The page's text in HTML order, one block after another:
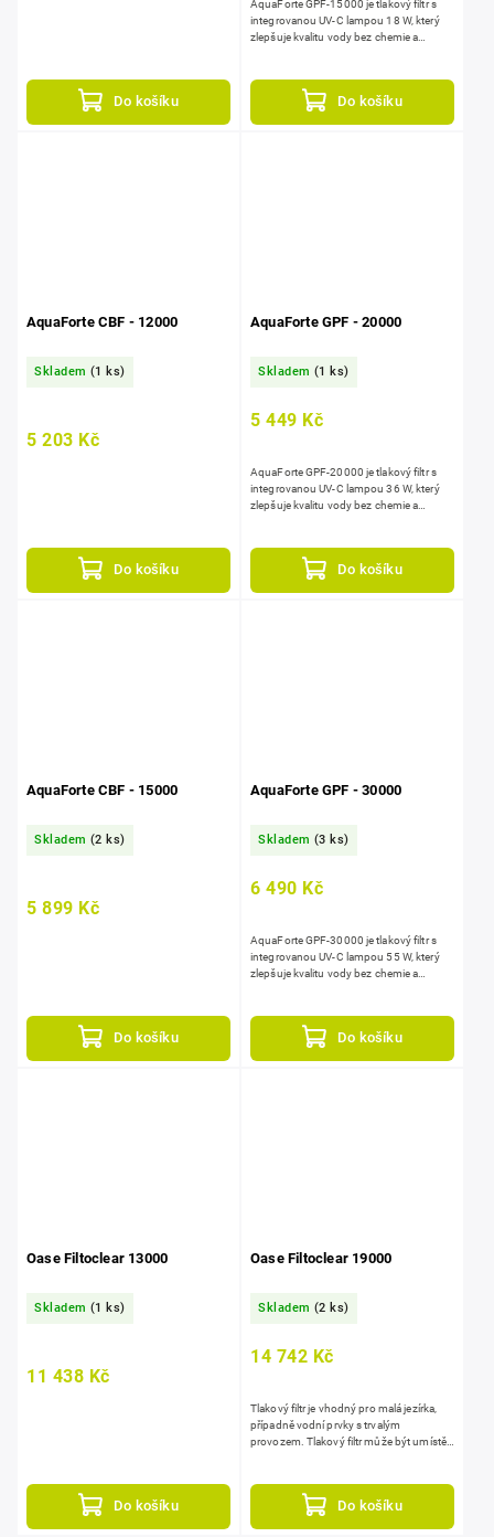
Do košíku Do košíku
AquaForte GPF‑15000 je tlakový filtr s
integrovanou UV‑C lampou 18 W, který
zlepšuje kvalitu vody bez chemie a
AquaForte CBF - 12000
Skladem (1 ks)
5 203 Kč
Do košíku
AquaForte GPF - 20000
Skladem (1 ks)
5 449 Kč
Do košíku
AquaForte GPF‑20000 je tlakový filtr s
integrovanou UV‑C lampou 36 W, který
zlepšuje kvalitu vody bez chemie a
AquaForte CBF - 15000
Skladem (2 ks)
5 899 Kč
Do košíku
AquaForte GPF - 30000
Skladem (3 ks)
6 490 Kč
Do košíku
AquaForte GPF‑30000 je tlakový filtr s
integrovanou UV‑C lampou 55 W, který
zlepšuje kvalitu vody bez chemie a
Oase Filtoclear 13000
Skladem (1 ks)
11 438 Kč
Do košíku
Oase Filtoclear 19000
Skladem (2 ks)
14 742 Kč
Do košíku
Tlakový filtr je vhodný pro malá jezírka,
případně vodní prvky s trvalým
provozem. Tlakový filtr může být umístěn